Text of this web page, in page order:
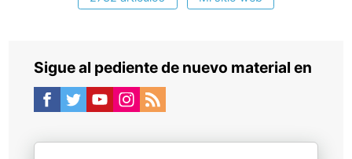
Sigue al pediente de nuevo material en